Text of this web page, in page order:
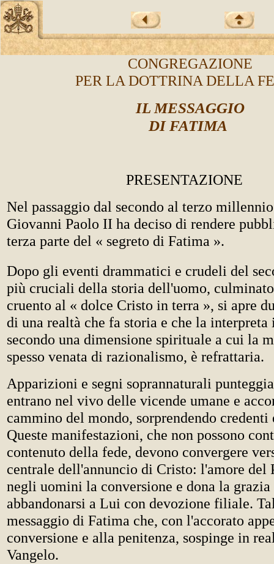
CONGREGAZIONE
PER LA DOTTRINA DELLA
IL MESSAGGIO
DI FATIMA
PRESENTAZIONE
Nel passaggio dal secondo al terzo
Giovanni Paolo II ha deciso di rendere
terza parte del « segreto di Fatima ».
Dopo gli eventi drammatici e crudeli del
più cruciali della storia dell'uomo,
cruento al « dolce Cristo in terra », si apre
di una realtà che fa storia e che la
secondo una dimensione spirituale a cui la
spesso venata di razionalismo, è refrattaria.
Apparizioni e segni soprannaturali
entrano nel vivo delle vicende umane e
cammino del mondo, sorprendendo credenti
Queste manifestazioni, che non possono
contenuto della fede, devono convergere
centrale dell'annuncio di Cristo: l'amore del
negli uomini la conversione e dona la grazia
abbandonarsi a Lui con devozione filiale.
messaggio di Fatima che, con l'accorato
conversione e alla penitenza, sospinge in
Vangelo.